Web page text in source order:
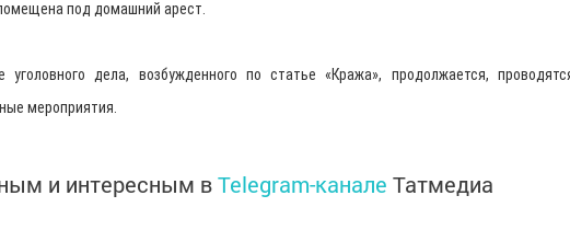
под домашний арест.
дела, возбужденного по статье «Кража», продолжается,
мероприятия.
и интересным вTelegram-канале Татмедиа